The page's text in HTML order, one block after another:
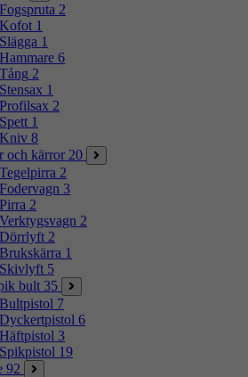
Fogspruta 2
Kofot 1
Slägga 1
Hammare 6
Tång 2
Stensax 1
Profilsax 2
Spett 1
Kniv 8
och kärror 20
Tegelpirra 2
Fodervagn 3
Pirra 2
Verktygsvagn 2
Dörrlyft 2
Brukskärra 1
Skivlyft 5
bult 35
Bultpistol 7
Dyckertpistol 6
Häftpistol 3
Spikpistol 19
92